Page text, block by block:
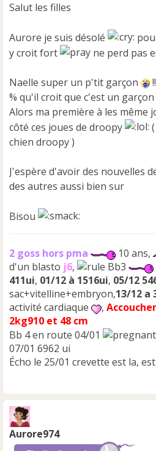
a
e
o
l
u
Salut les filles
Aurore je suis désolé
y croit fort
ne perd pas
Naelle super un p'tit garçon
% qu'il croit que c'est un garçon
Alors ma première à les même
côté ces joues de droopy
chien droopy )
J'espère d'avoir des nouvelles
des autres aussi bien sur
Bisou
2 goss hors pma 10 ans,
d'un blasto j6, Bb3
411ui, 01/12 à 1516ui, 05/12
sac+vitelline+embryon,13/12 a
activité cardiaque
,
2kg910 et 48 cm
Bb 4 en route 04/01
07/01 6962 ui
Écho le 25/01 crevette est la, est
Aurore974